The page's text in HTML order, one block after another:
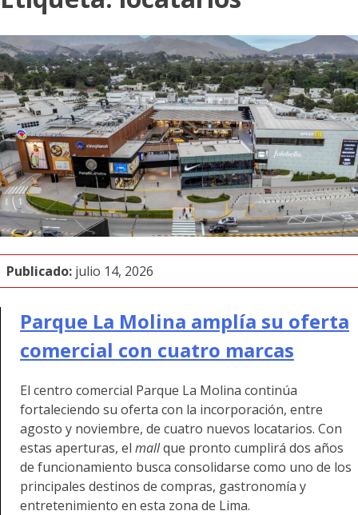
Publicado: julio 14, 2026
Parque La Molina amplía su oferta
comercial con cuatro marcas
El centro comercial Parque La Molina continúa
fortaleciendo su oferta con la incorporación, entre
agosto y noviembre, de cuatro nuevos locatarios. Con
estas aperturas, el mallque pronto cumplirá dos años
de funcionamiento busca consolidarse como uno de los
principales destinos de compras, gastronomía y
entretenimiento en esta zona de Lima.